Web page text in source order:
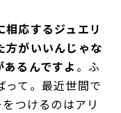
応するジュエリ
方がいいんじゃな
るんですよ 。ふ
って。最近世間で
つけるのはアリ